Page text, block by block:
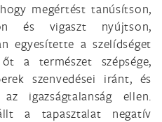
megértést tanúsítson,
és vigaszt nyújtson,
egyesítette a szelídséget
a természet szépsége,
szenvedései iránt, és
igazságtalanság ellen.
a tapasztalat negatív